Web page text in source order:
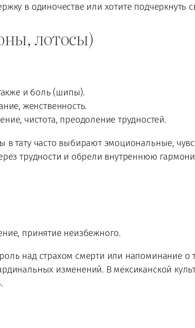
в одиночестве или хотите подчеркнуть
лотосы)
и боль (шипы).
женственность.
чистота, преодоление трудностей.
в тату часто выбирают эмоциональные,
трудности и обрели внутреннюю
принятие неизбежного.
над страхом смерти или напоминание о
изменений. В мексиканской